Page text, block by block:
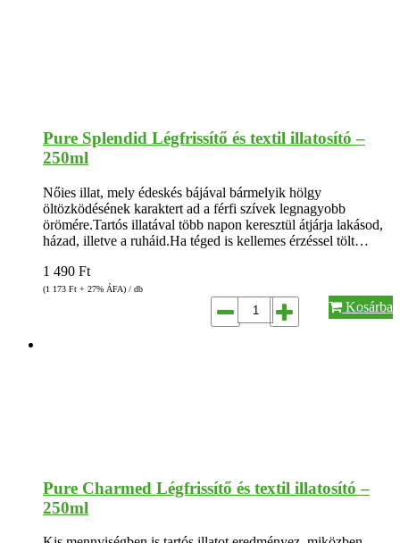
Pure Splendid Légfrissítő és textil illatosító –
250ml
Nőies illat, mely édeskés bájával bármelyik hölgy
öltözködésének karaktert ad a férfi szívek legnagyobb
örömére.Tartós illatával több napon keresztül átjárja lakásod,
házad, illetve a ruháid.Ha téged is kellemes érzéssel tölt…
1 490 Ft
(1 173 Ft + 27% ÁFA) / db
Kosárba
Pure Charmed Légfrissítő és textil illatosító –
250ml